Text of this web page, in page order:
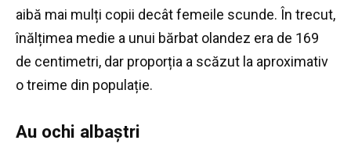
aibă mai mulți copii decât femeile scunde. În trecut,
înălțimea medie a unui bărbat olandez era de 169
de centimetri, dar proporția a scăzut la aproximativ
o treime din populație.
Au ochi albaștri